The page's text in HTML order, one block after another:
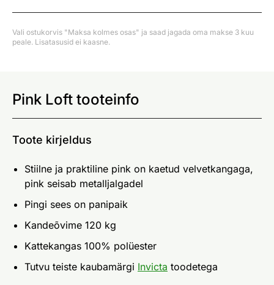
Vali ostukorvis "Maksa kolmes osas" ja saad jagada oma makse 3 kuu
peale. Lisatasusid ei kaasne.
Pink Loft tooteinfo
Toote kirjeldus
Stiilne ja praktiline pink on kaetud velvetkangaga,
pink seisab metalljalgadel
Pingi sees on panipaik
Kandeõvime 120 kg
Kattekangas 100% polüester
Tutvu teiste kaubamärgi Invicta toodetega